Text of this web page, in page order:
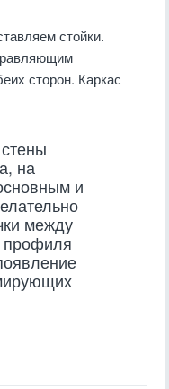
стойки.
сторон. Каркас
на
и
между
профиля